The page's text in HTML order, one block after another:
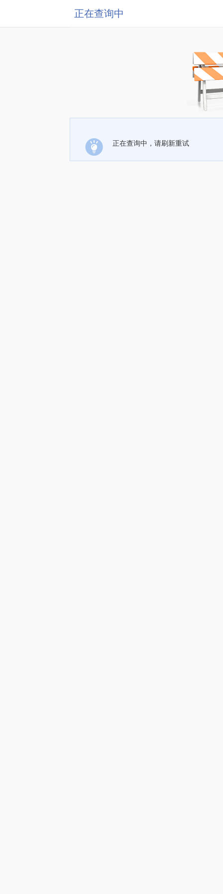
正在查询中
正在查询中，请刷新重试